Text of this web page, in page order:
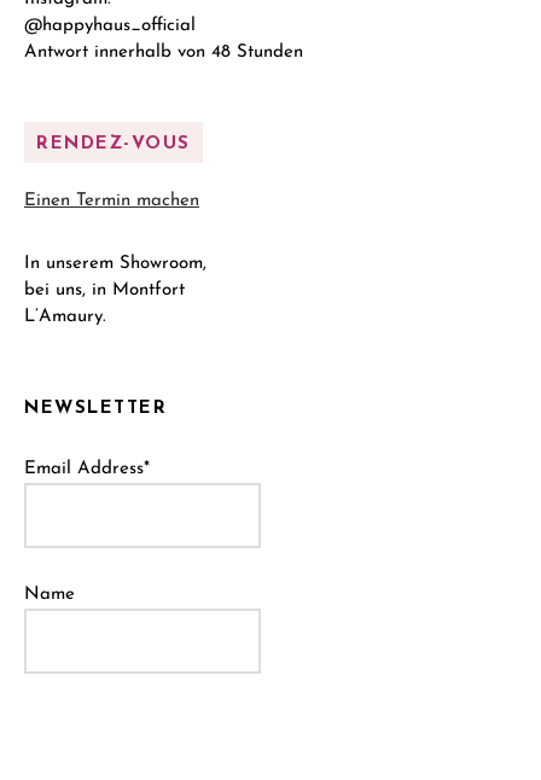
NEWSLETTER
Email Address*
Name
@happyhaus_official
Antwort innerhalb von 48 Stunden
RENDEZ-VOUS
Einen Termin machen
In unserem Showroom,
bei uns, in Montfort
L’Amaury.